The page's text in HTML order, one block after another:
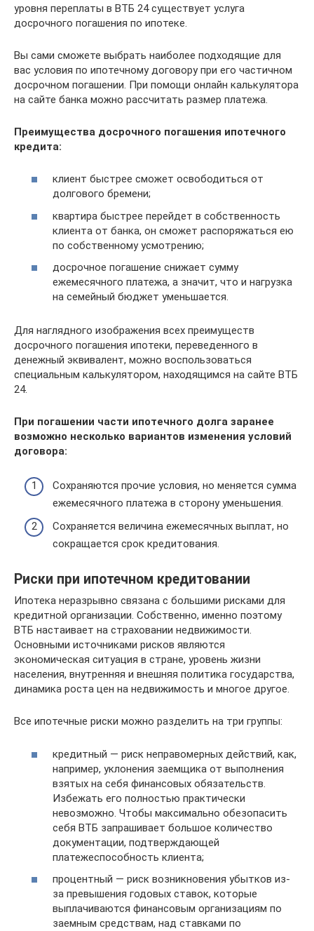
уровня переплаты в ВТБ 24 существует услуга
досрочного погашения по ипотеке.
Вы сами сможете выбрать наиболее подходящие для
вас условия по ипотечному договору при его частичном
досрочном погашении. При помощи онлайн калькулятора
на сайте банка можно рассчитать размер платежа.
Преимущества досрочного погашения ипотечного
кредита:
клиент быстрее сможет освободиться от
долгового бремени;
квартира быстрее перейдет в собственность
клиента от банка, он сможет распоряжаться ею
по собственному усмотрению;
досрочное погашение снижает сумму
ежемесячного платежа, а значит, что и нагрузка
на семейный бюджет уменьшается.
Для наглядного изображения всех преимуществ
досрочного погашения ипотеки, переведенного в
денежный эквивалент, можно воспользоваться
специальным калькулятором, находящимся на сайте ВТБ
24.
При погашении части ипотечного долга заранее
возможно несколько вариантов изменения условий
договора:
Сохраняются прочие условия, но меняется сумма
ежемесячного платежа в сторону уменьшения.
Сохраняется величина ежемесячных выплат, но
сокращается срок кредитования.
Риски при ипотечном кредитовании
Ипотека неразрывно связана с большими рисками для
кредитной организации. Собственно, именно поэтому
ВТБ настаивает на страховании недвижимости.
Основными источниками рисков являются
экономическая ситуация в стране, уровень жизни
населения, внутренняя и внешняя политика государства,
динамика роста цен на недвижимость и многое другое.
Все ипотечные риски можно разделить на три группы:
кредитный — риск неправомерных действий, как,
например, уклонения заемщика от выполнения
взятых на себя финансовых обязательств.
Избежать его полностью практически
невозможно. Чтобы максимально обезопасить
себя ВТБ запрашивает большое количество
документации, подтверждающей
платежеспособность клиента;
процентный — риск возникновения убытков из-
за превышения годовых ставок, которые
выплачиваются финансовым организациям по
заемным средствам, над ставками по